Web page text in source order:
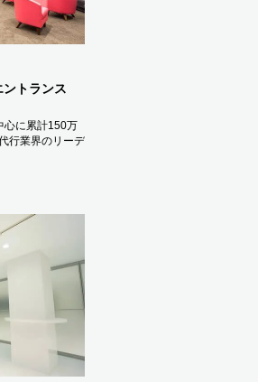
ントランス
心に累計150万
行業界のリーデ